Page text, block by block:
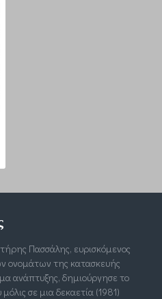
Πασσάλης, ευρισκόμενος
ονομάτων της κατασκευής
ανάπτυξης, δημιούργησε το
σε μια δεκαετία (1981)